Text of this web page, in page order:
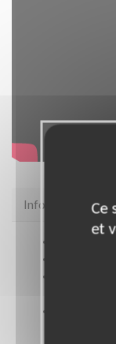
Infos pratiques
Heures
Du lundi
Ce
et